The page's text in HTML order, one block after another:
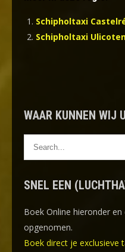
Schipholtaxi
Schipholtaxi
WAAR KUNNEN WIJ
SNEL EEN
Boek Online hieronder
opgenomen.
Boek direct je exclusieve